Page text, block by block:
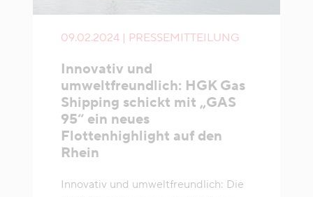
09.02.2024 | PRESSEMITTEILUNG
Innovativ und
umweltfreundlich: HGK Gas
Shipping schickt mit „GAS
95“ ein neues
Flottenhighlight auf den
Rhein
Innovativ und umweltfreundlich: Die